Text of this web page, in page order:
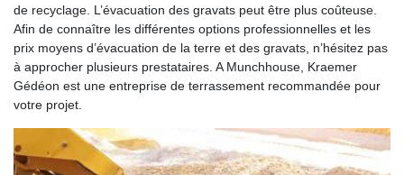
de recyclage. L’évacuation des gravats peut être plus coûteuse.
Afin de connaître les différentes options professionnelles et les
prix moyens d’évacuation de la terre et des gravats, n’hésitez pas
à approcher plusieurs prestataires. A Munchhouse, Kraemer
Gédéon est une entreprise de terrassement recommandée pour
votre projet.